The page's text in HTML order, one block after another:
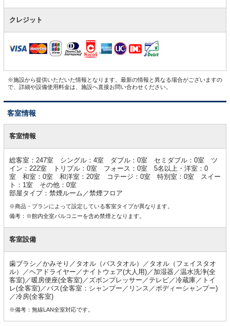
クレジット
※施設から提供いただいた情報となります。最新の情報と異なる場合がございますの
で、詳細や設備使用料金は、施設へ直接お問い合わせください。
客室情報
室客室情報
総客室：247室 シングル：4室 ダブル：0室 セミダブル：0室 ツ
イン：222室 トリプル：0室 フォース：0室 5名以上・洋室：0
室 和室：0室 和洋室：20室 コテージ：0室 特別室：0室 スイー
ト：1室 その他：0室
部屋タイプ：禁煙ルーム／禁煙フロア
※商品・プランによって設定している客室タイプが異なります。
備考：※館内全室バルコニーを含め禁煙となります。
客室設備
歯ブラシ／かみそり／タオル（バスタオル）／タオル（フェイスタオ
ル）／ヘアドライヤー／ナイトウェア(大人用)／加湿器／温水洗浄(全
客室)／暖房便座(全客室)／ズボンプレッサー／テレビ／冷蔵庫／トイ
レ(全客室)／バス(全客室：シャンプー／リンス／ボディーシャンプー)
／冷房(全客室)
※備考：無線LAN全室対応です。